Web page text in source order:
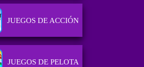
JUEGOS DE ACCIÓN
JUEGOS DE PELOTA